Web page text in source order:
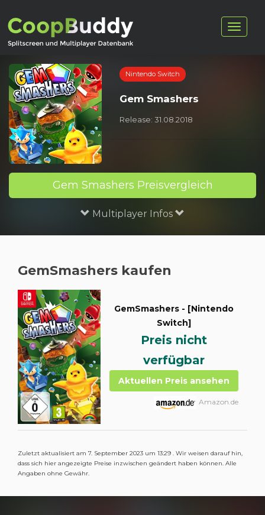
Nintendo Switch
Gem Smashers
Release: 31.08.2018
Gem Smashers Preisvergleich
Multiplayer Infos
GemSmashers kaufen
GemSmashers - [Nintendo
Switch]
Preis nicht
verfügbar
Aktuellen Preis ansehen
Amazon.de
Zuletzt aktualisiert am 7. September 2023 um 13:29 . Wir weisen darauf hin,
dass sich hier angezeigte Preise inzwischen geändert haben können. Alle
Angaben ohne Gewähr.